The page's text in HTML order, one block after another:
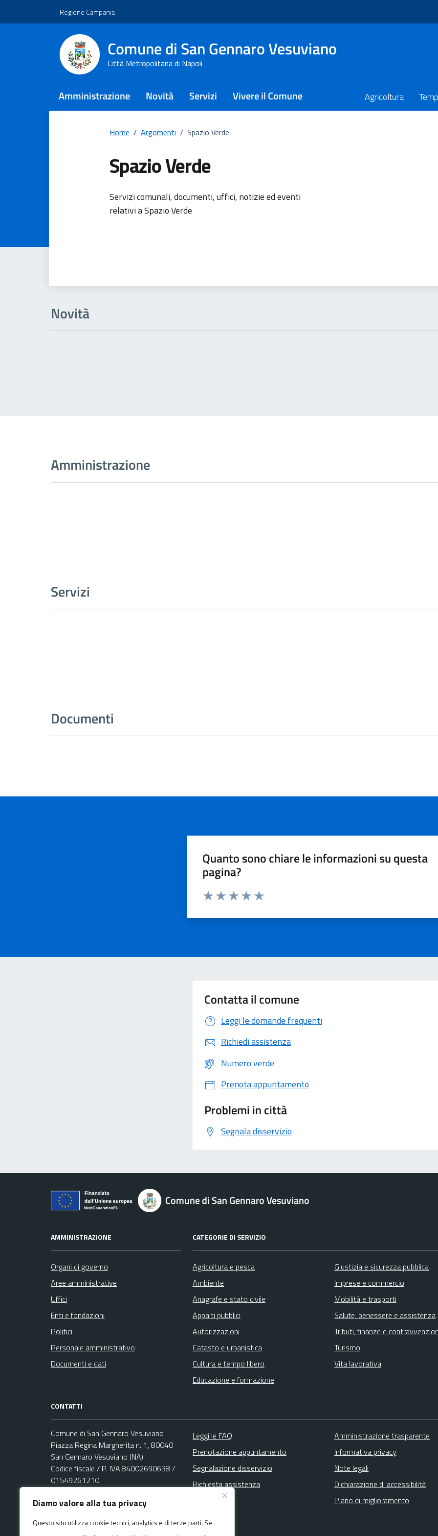
Diamo valore alla tua privacy
Questo sito utilizza cookie tecnici, analytics e di terze parti. Se
Regione Campania
Comune di San Gennaro Vesuviano
Città Metropolitana di Napoli
Amministrazione Novità Servizi Vivere il Comune Agricoltura
Home / Argomenti / Spazio Verde
Spazio Verde
Dettagli dell'argomento
Servizi comunali, documenti, uffici, notizie ed eventi
relativi a Spazio Verde
Novità
Amministrazione
Servizi
Documenti
Quanto sono chiare le informazioni su questa
pagina?
Contatta il comune
Leggi le domande frequenti
Richiedi assistenza
Numero verde
Prenota appuntamento
Problemi in città
Segnala disservizio
Comune di San Gennaro Vesuviano
AMMINISTRAZIONE
Organi di governo
Aree amministrative
Uffici
Enti e fondazioni
Politici
Personale amministrativo
Documenti e dati
CATEGORIE DI SERVIZIO
Agricoltura e pesca
Ambiente
Anagrafe e stato civile
Appalti pubblici
Autorizzazioni
Catasto e urbanistica
Cultura e tempo libero
Educazione e formazione
Giustizia e sicurezza pubblica
Imprese e commercio
Mobilità e trasporti
Salute, benessere e assistenza
Tributi, finanze e
Turismo
Vita lavorativa
CONTATTI
Comune di San Gennaro Vesuviano
Piazza Regina Margherita n. 1, 80040
San Gennaro Vesuviano (NA)
Codice fiscale / P. IVA:84002690638 /
01549261210
urp@comune.sangennarovesuviano.na.it
Leggi le FAQ
Prenotazione appuntamento
Segnalazione disservizio
Richiesta assistenza
Amministrazione trasparente
Informativa privacy
Note legali
Dichiarazione di accessibilità
Piano di miglioramento